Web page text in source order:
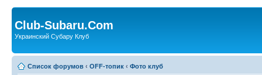
Club-Subaru.Com
Украинский Субару Клуб
Список форумов ‹ OFF-топик ‹ Фото клуб